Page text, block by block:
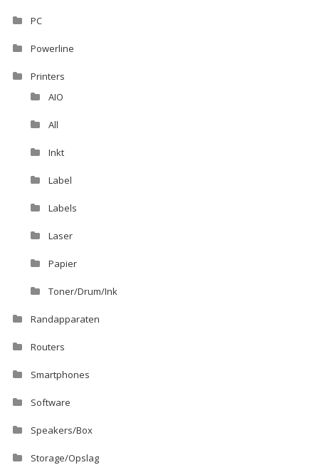
PC
Powerline
Printers
AIO
All
Inkt
Label
Labels
Laser
Papier
Toner/Drum/Ink
Randapparaten
Routers
Smartphones
Software
Speakers/Box
Storage/Opslag